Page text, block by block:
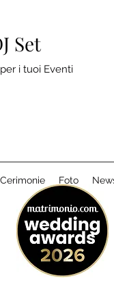
Set
i tuoi Eventi
Foto